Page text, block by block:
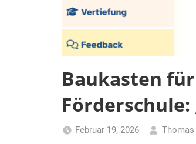
Baukasten
Förderschule:
Februar 19, 2026